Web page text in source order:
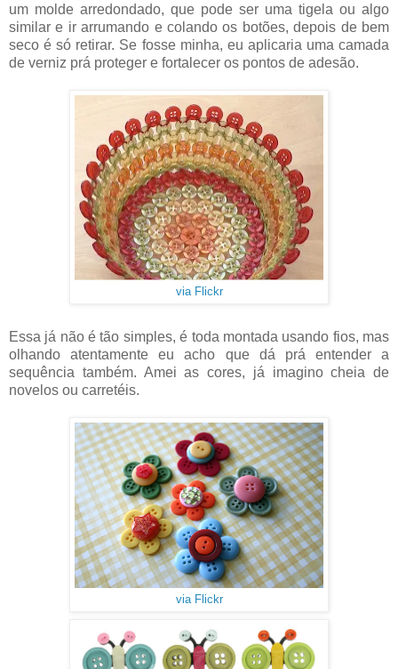
um molde arredondado, que pode ser uma tigela ou algo
similar e ir arrumando e colando os botões, depois de bem
seco é só retirar. Se fosse minha, eu aplicaria uma camada
de verniz prá proteger e fortalecer os pontos de adesão.
via Flickr
Essa já não é tão simples, é toda montada usando fios, mas
olhando atentamente eu acho que dá prá entender a
sequência também. Amei as cores, já imagino cheia de
novelos ou carretéis.
via Flickr